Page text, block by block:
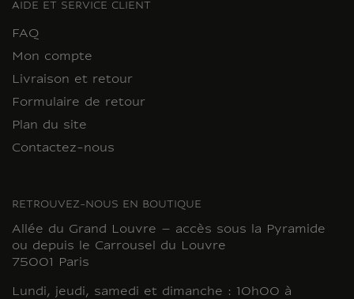
AIDE ET SERVICE CLIENT
FAQ
Mon compte
Livraison et retour
Formulaire de retour
Plan du site
Contactez-nous
RETROUVEZ-NOUS EN BOUTIQUE
Allée du Grand Louvre – accès sous la Pyramide
ou depuis le Carrousel du Louvre
75001 Paris
Lundi, jeudi, samedi et dimanche : 10h00 à